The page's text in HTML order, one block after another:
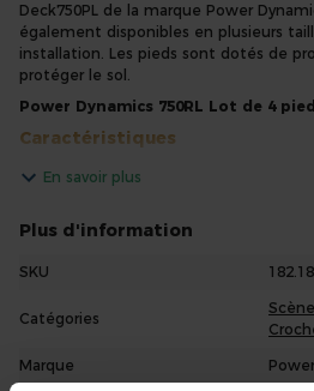
Deck750PL de la marque Power
également disponibles en plusieurs
installation. Les pieds sont dotés de
protéger le sol.
Power Dynamics 750RL Lot de 4
Caractéristiques
48 mm de diamètre
Pieds en plastique pour éviter
En savoir plus
Plus d'information
SKU
Catégories
Scène
Marque